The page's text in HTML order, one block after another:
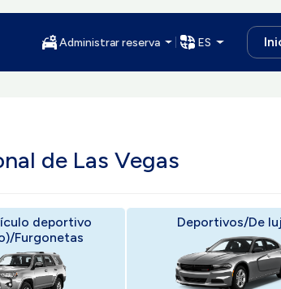
Administrar reserva ES
de Las Vegas
deportivo
Furgonetas
Deportivos/De